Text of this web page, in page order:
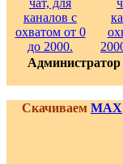
Администратор
Скачиваем MAX